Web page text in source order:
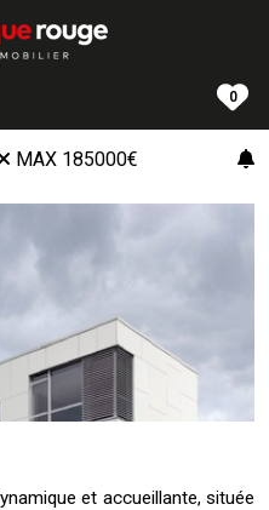
0
MAX 185000€
et accueillante, située